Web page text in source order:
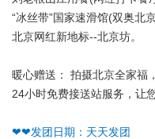
“冰丝带”国家速滑馆(双奥北
北京网红新地标--北京坊。
暖心赠送： 拍摄北京全家福
24小时免费接送站服务，让
❤❤发团日期：天天发团